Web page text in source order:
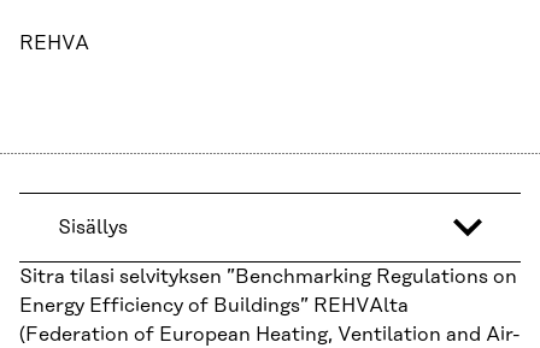
REHVA
Sisällys
Sitra tilasi selvityksen ”Benchmarking Regulations on
Energy Efficiency of Buildings” REHVAlta
(Federation of European Heating, Ventilation and Air-